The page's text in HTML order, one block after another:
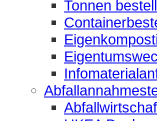
Tonnen